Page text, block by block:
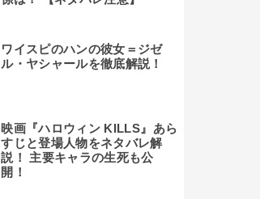
ワイスピのハンの彼女＝ジゼ
ル・ヤシャールを徹底解説！
映画『ハロウィン KILLS』あら
すじと登場人物をネタバレ解
説！ 主要キャラの生死も公
開！